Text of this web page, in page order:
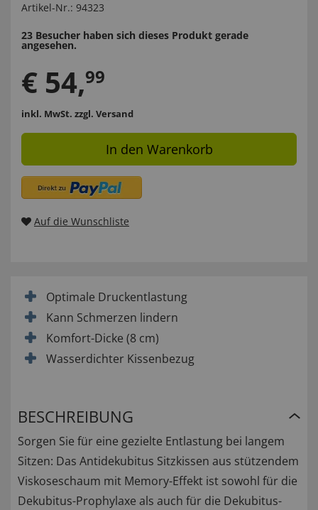
Artikel-Nr.: 94323
23 Besucher haben sich dieses Produkt gerade
angesehen.
€ 54,99
inkl. MwSt. zzgl. Versand
In den Warenkorb
Auf die Wunschliste
Optimale Druckentlastung
Kann Schmerzen lindern
Komfort-Dicke (8 cm)
Wasserdichter Kissenbezug
BESCHREIBUNG
Sorgen Sie für eine gezielte Entlastung bei langem
Sitzen: Das Antidekubitus Sitzkissen aus stützendem
Viskoseschaum mit Memory-Effekt ist sowohl für die
Dekubitus-Prophylaxe als auch für die Dekubitus-